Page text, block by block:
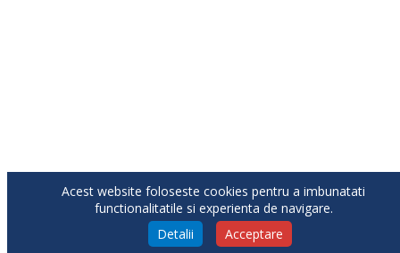
Acest website foloseste cookies pentru a imbunatati
functionalitatile si experienta de navigare.
Detalii
Acceptare